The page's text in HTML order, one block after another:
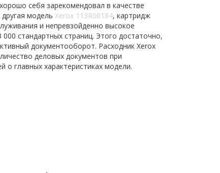
себя зарекомендовал в качестве
модель Xerox 113R00184, картридж
и непревзойденно высокое
стандартных страниц. Этого достаточно,
документооборот. Расходник Xerox
деловых документов при
главных характеристиках модели.